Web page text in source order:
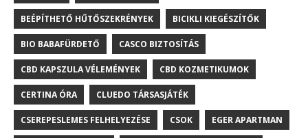
BEÉPÍTHETŐ HŰTŐSZEKRÉNYEK BICIKLI KIEGÉSZÍTŐK
BIO BABAFÜRDETŐ CASCO BIZTOSÍTÁS
CBD KAPSZULA VÉLEMÉNYEK CBD KOZMETIKUMOK
CERTINA ÓRA CLUEDO TÁRSASJÁTÉK
CSEREPESLEMES FELHELYEZÉSE CSOK EGER APARTMAN